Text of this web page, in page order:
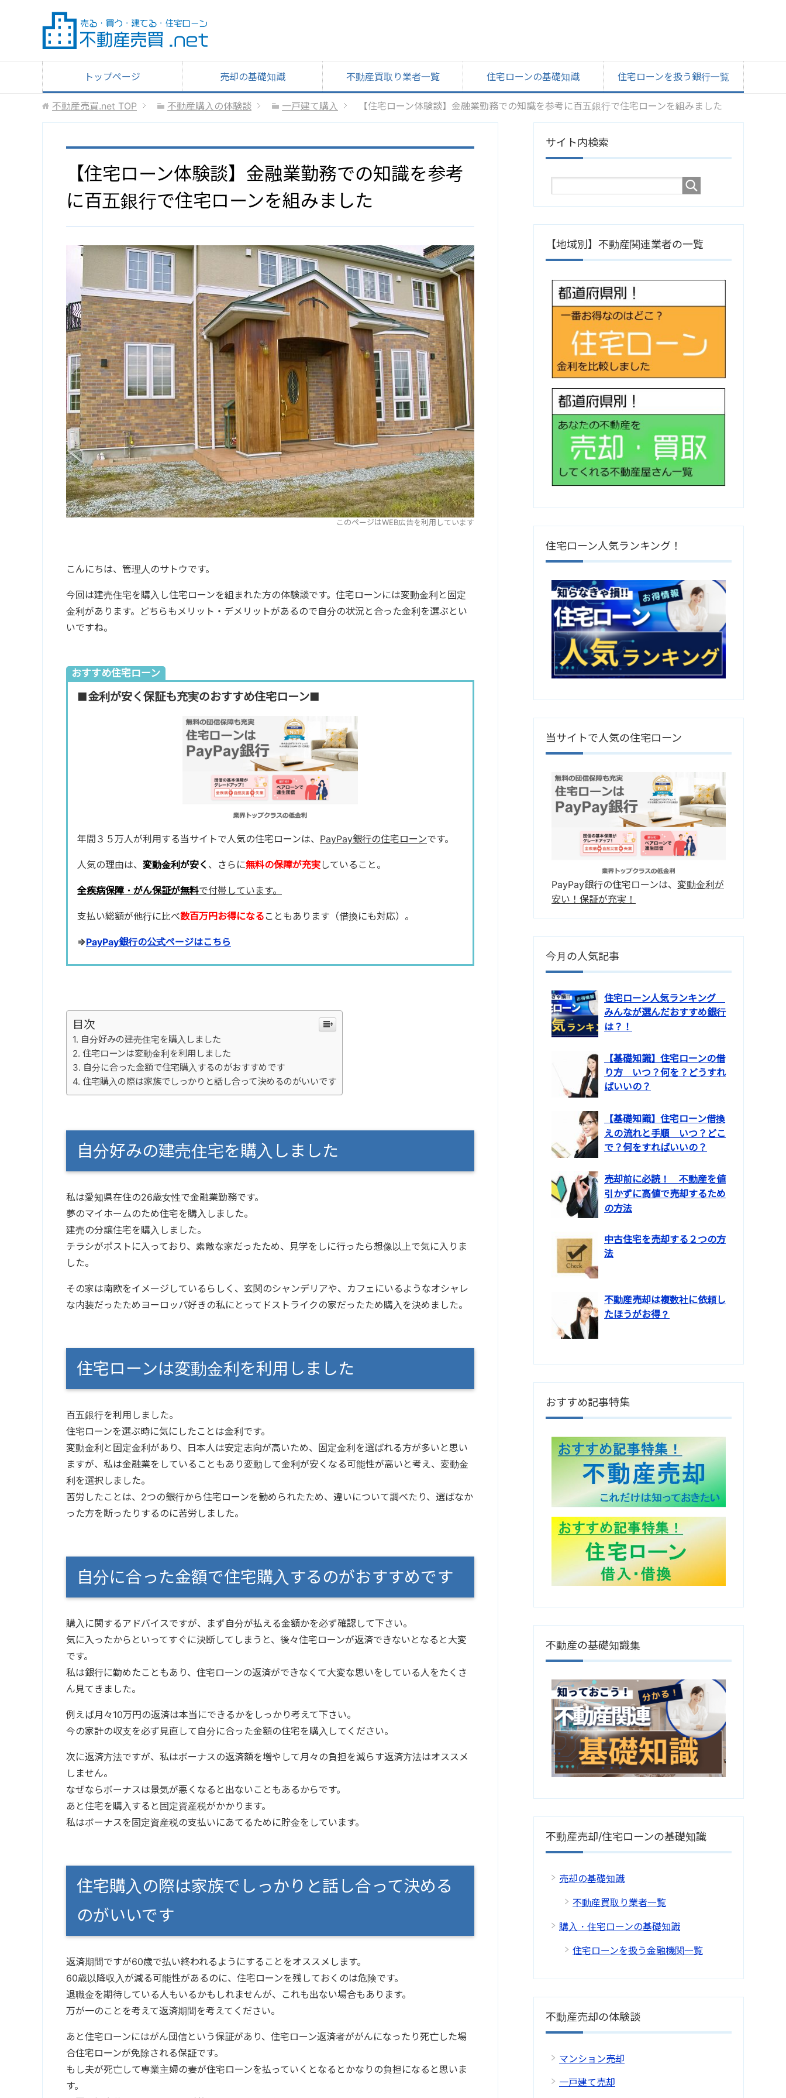
トップページ 売却の基礎知識 不動産買取り業者一覧 住宅ローンの基礎知識 住宅ローンを扱う銀行一覧
不動産売買.net TOP 不動産購入の体験談 一戸建て購入 【住宅ローン体験談】金融業勤務での知識を参考に百五銀行で住宅ローンを組みました
【住宅ローン体験談】金融業勤務での知識を参考
に百五銀行で住宅ローンを組みました
このページはWEB広告を利用しています
こんにちは、管理人のサトウです。
今回は建売住宅を購入し住宅ローンを組まれた方の体験談です。住宅ローンには変動金利と固定
金利があります。どちらもメリット・デメリットがあるので自分の状況と合った金利を選ぶとい
いですね。
おすすめ住宅ローン
■金利が安く保証も充実のおすすめ住宅ローン■
年間３５万人が利用する当サイトで人気の住宅ローンは、 PayPay銀行の住宅ローンです。
人気の理由は、 変動金利が安く 、さらに無料の保障が充実していること。
全疾病保障・がん保証が無料で付帯しています。
支払い総額が他行に比べ数百万円お得になる こともあります（借換にも対応）。
⇒PayPay銀行の公式ページはこちら
目次
自分好みの建売住宅を購入しました
住宅ローンは変動金利を利用しました
自分に合った金額で住宅購入するのがおすすめです
住宅購入の際は家族でしっかりと話し合って決めるのがいいです
自分好みの建売住宅を購入しました
私は愛知県在住の26歳女性で金融業勤務です。
夢のマイホームのため住宅を購入しました。
建売の分譲住宅を購入しました。
チラシがポストに入っており、素敵な家だったため、見学をしに行ったら想像以上で気に入りま
した。
その家は南欧をイメージしているらしく、玄関のシャンデリアや、カフェにいるようなオシャレ
な内装だったためヨーロッパ好きの私にとってドストライクの家だったため購入を決めました。
住宅ローンは変動金利を利用しました
百五銀行を利用しました。
住宅ローンを選ぶ時に気にしたことは金利です。
変動金利と固定金利があり、日本人は安定志向が高いため、固定金利を選ばれる方が多いと思い
ますが、私は金融業をしていることもあり変動して金利が安くなる可能性が高いと考え、変動金
利を選択しました。
苦労したことは、2つの銀行から住宅ローンを勧められたため、違いについて調べたり、選ばなか
った方を断ったりするのに苦労しました。
自分に合った金額で住宅購入するのがおすすめです
購入に関するアドバイスですが、まず自分が払える金額かを必ず確認して下さい。
気に入ったからといってすぐに決断してしまうと、後々住宅ローンが返済できないとなると大変
です。
私は銀行に勤めたこともあり、住宅ローンの返済ができなくて大変な思いをしている人をたくさ
ん見てきました。
例えば月々10万円の返済は本当にできるかをしっかり考えて下さい。
今の家計の収支を必ず見直して自分に合った金額の住宅を購入してください。
次に返済方法ですが、私はボーナスの返済額を増やして月々の負担を減らす返済方法はオススメ
しません。
なぜならボーナスは景気が悪くなると出ないこともあるからです。
あと住宅を購入すると固定資産税がかかります。
私はボーナスを固定資産税の支払いにあてるために貯金をしています。
住宅購入の際は家族でしっかりと話し合って決める
のがいいです
返済期間ですが60歳で払い終われるようにすることをオススメします。
60歳以降収入が減る可能性があるのに、住宅ローンを残しておくのは危険です。
退職金を期待している人もいるかもしれませんが、これも出ない場合もあります。
万が一のことを考えて返済期間を考えてください。
あと住宅ローンにはがん団信という保証があり、住宅ローン返済者ががんになったり死亡した場
合住宅ローンが免除される保証です。
もし夫が死亡して専業主婦の妻が住宅ローンを払っていくとなるとかなりの負担になると思いま
す。
サイト内検索
【地域別】不動産関連業者の一覧
住宅ローン人気ランキング！
当サイトで人気の住宅ローン
PayPay銀行の住宅ローンは、 変動金利が
安い！保証が充実！
今月の人気記事
住宅ローン人気ランキング
みんなが選んだおすすめ銀行
は？！
【基礎知識】住宅ローンの借
り方 いつ？何を？どうすれ
ばいいの？
【基礎知識】住宅ローン借換
えの流れと手順 いつ？どこ
で？何をすればいいの？
売却前に必読！ 不動産を値
引かずに高値で売却するため
の方法
中古住宅を売却する２つの方
法
不動産売却は複数社に依頼し
たほうがお得？
おすすめ記事特集
不動産の基礎知識集
不動産売却/住宅ローンの基礎知識
売却の基礎知識
不動産買取り業者一覧
購入・住宅ローンの基礎知識
住宅ローンを扱う金融機関一覧
不動産売却の体験談
マンション売却
一戸建て売却